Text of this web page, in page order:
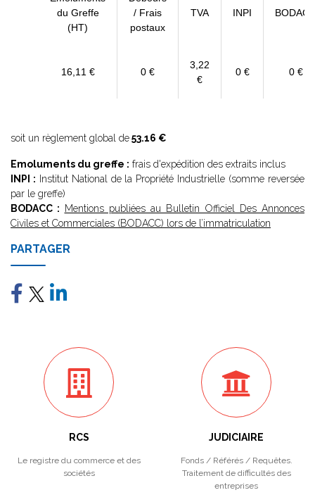
du Greffe
(HT)
/ Frais
postaux
TVA INPI
16,11 € 0 €
3,22
€
0 € 0 €
soit un règlement global de53.16 €
Emoluments du greffe : frais d'expédition des extraits inclus
INPI : Institut National de la Propriété Industrielle (somme reversée
par le greffe)
BODACC : Mentions publiées au Bulletin Officiel Des Annonces
Civiles et Commerciales (BODACC) lors de l’immatriculation
PARTAGER
RCS
Le registre du commerce et des
sociétés
JUDICIAIRE
Fonds / Référés / Requêtes.
Traitement de difficultés des
entreprises